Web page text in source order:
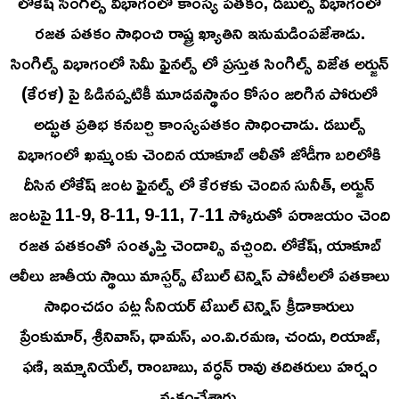
రజత పతకం సాధించి రాష్ట్ర ఖ్యాతిని ఇనుమడింపజేశాడు.
సింగిల్స్ విభాగంలో సెమీ ఫైనల్స్ లో ప్రస్తుత సింగిల్స్ విజేత అర్జున్
(కేరళ) పై ఓడినప్పటికీ మూడవస్థానం కోసం జరిగిన పోరులో
అద్భుత ప్రతిభ కనబర్చి కాంస్యపతకం సాధించాడు. డబుల్స్
విభాగంలో ఖమ్మంకు చెందిన యాకూబ్ ఆలీతో జోడీగా బరిలోకి
దీసిన లోకేష్ జంట ఫైనల్స్ లో కేరళకు చెందిన సునీత్, అర్జున్
జంటపై 11-9, 8-11, 9-11, 7-11 స్కోరుతో పరాజయం చెంది
రజత పతకంతో సంతృప్తి చెందాల్సి వచ్చింది. లోకేష్, యాకూబ్
ఆలీలు జాతీయ స్థాయి మాస్చర్స్ టేబుల్ టెన్నిస్ పోటీలలో పతకాలు
సాధించడం పట్ల సీనియర్ టేబుల్ టెన్నిస్ క్రీడాకారులు
ప్రేంకుమార్, శ్రీనివాస్, థామస్, ఎం.వి.రమణ, చందు, రియాజ్,
ఫణి, ఇమ్మానియేల్, రాంబాబు, వర్ధన్ రావు తదితరులు హర్షం